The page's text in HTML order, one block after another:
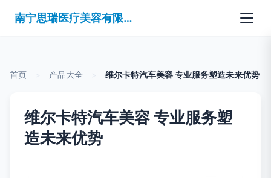
南宁思瑞医疗美容有限公司
首页 产品大全 维尔卡特汽车美容 专业服务塑造未来优势
维尔卡特汽车美容 专业服务塑
造未来优势